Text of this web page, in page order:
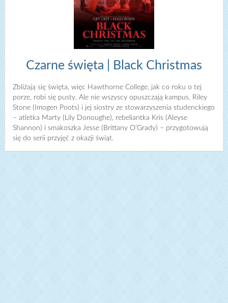
Czarne święta | Black Christmas
Zbliżają się święta, więc Hawthorne College, jak co roku o tej
porze, robi się pusty. Ale nie wszyscy opuszczają kampus. Riley
Stone (Imogen Poots) i jej siostry ze stowarzyszenia studenckiego
– atletka Marty (Lily Donoughe), rebeliantka Kris (Aleyse
Shannon) i smakoszka Jesse (Brittany O’Grady) – przygotowują
się do serii przyjęć z okazji świąt.